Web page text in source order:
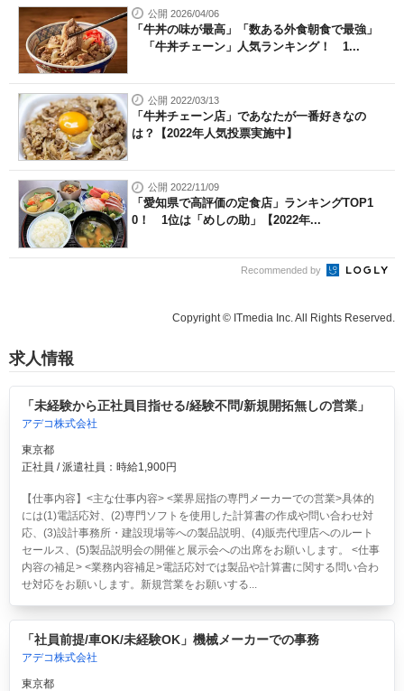
公開 2026/04/06
「牛丼の味が最高」「数ある外食朝食で最強」
「牛丼チェーン」人気ランキング！ 1...
公開 2022/03/13
「牛丼チェーン店」であなたが一番好きなの
は？【2022年人気投票実施中】
公開 2022/11/09
「愛知県で高評価の定食店」ランキングTOP1
0！ 1位は「めしの助」【2022年...
Recommended by
Copyright © ITmedia Inc. All Rights Reserved.
求人情報
「未経験から正社員目指せる/経験不問/新規開拓無しの営業」
アデコ株式会社
東京都
正社員 / 派遣社員：時給1,900円
【仕事内容】<主な仕事内容> <業界屈指の専門メーカーでの営業>具体的
には(1)電話応対、(2)専門ソフトを使用した計算書の作成や問い合わせ対
応、(3)設計事務所・建設現場等への製品説明、(4)販売代理店へのルート
セールス、(5)製品説明会の開催と展示会への出席をお願いします。 <仕事
内容の補足> <業務内容補足>電話応対では製品や計算書に関する問い合わ
せ対応をお願いします。新規営業をお願いする...
「社員前提/車OK/未経験OK」機械メーカーでの事務
アデコ株式会社
東京都